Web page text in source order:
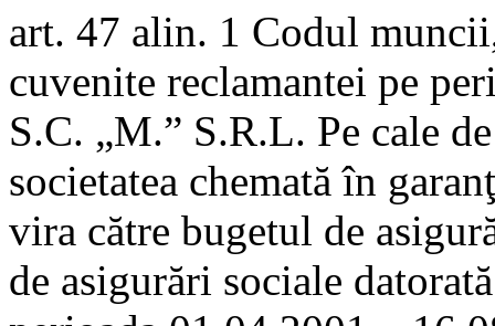
art. 47 alin. 1 Codul
cuvenite reclamantei pe
S.C. „M.” S.R.L. Pe cale
societatea chemată în
vira către bugetul de
de asigurări sociale